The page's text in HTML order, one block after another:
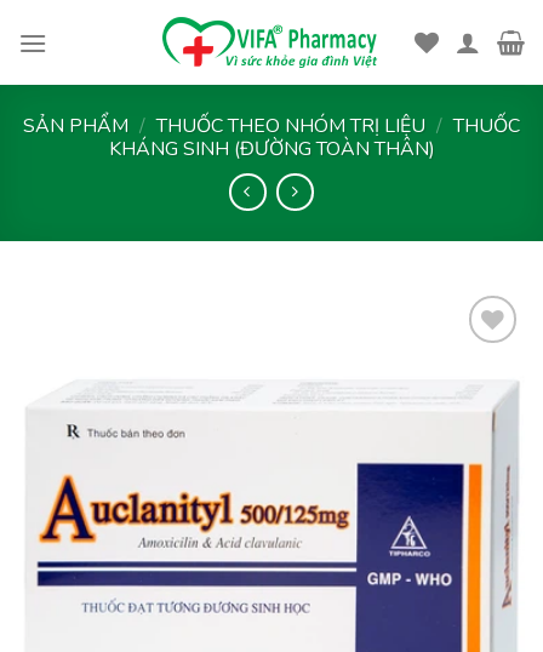
SẢN PHẨM / THUỐC THEO NHÓM TRỊ LIỆU / THUỐC
KHÁNG SINH (ĐƯỜNG TOÀN THÂN)